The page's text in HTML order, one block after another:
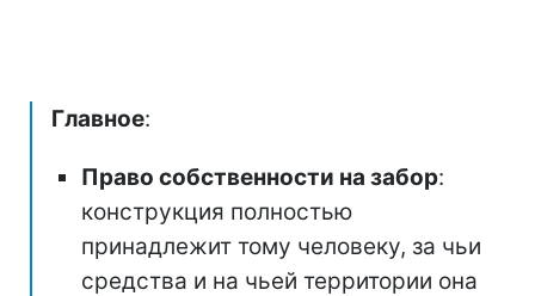
Главное:
Право собственности на забор:
конструкция полностью
принадлежит тому человеку, за чьи
средства и на чьей территории она